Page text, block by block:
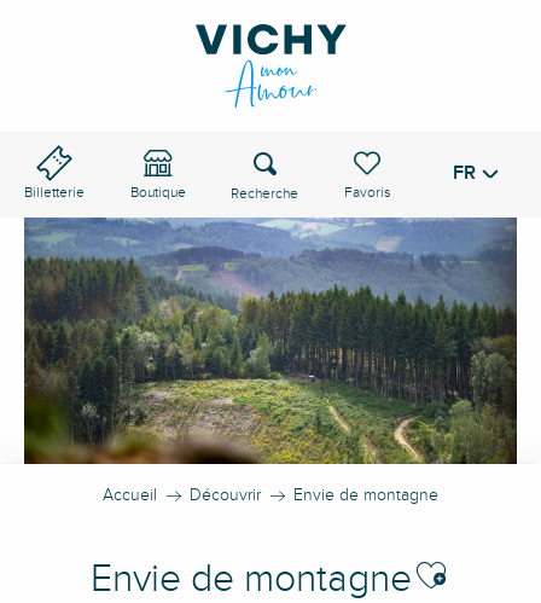
Billetterie Boutique
Voir les favoris
Recherche FR
Accueil Découvrir Envie de montagne
Envie de montagne Ajouter aux